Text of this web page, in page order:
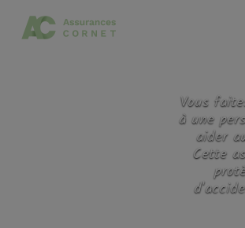
Vous
à une
aider
Cette